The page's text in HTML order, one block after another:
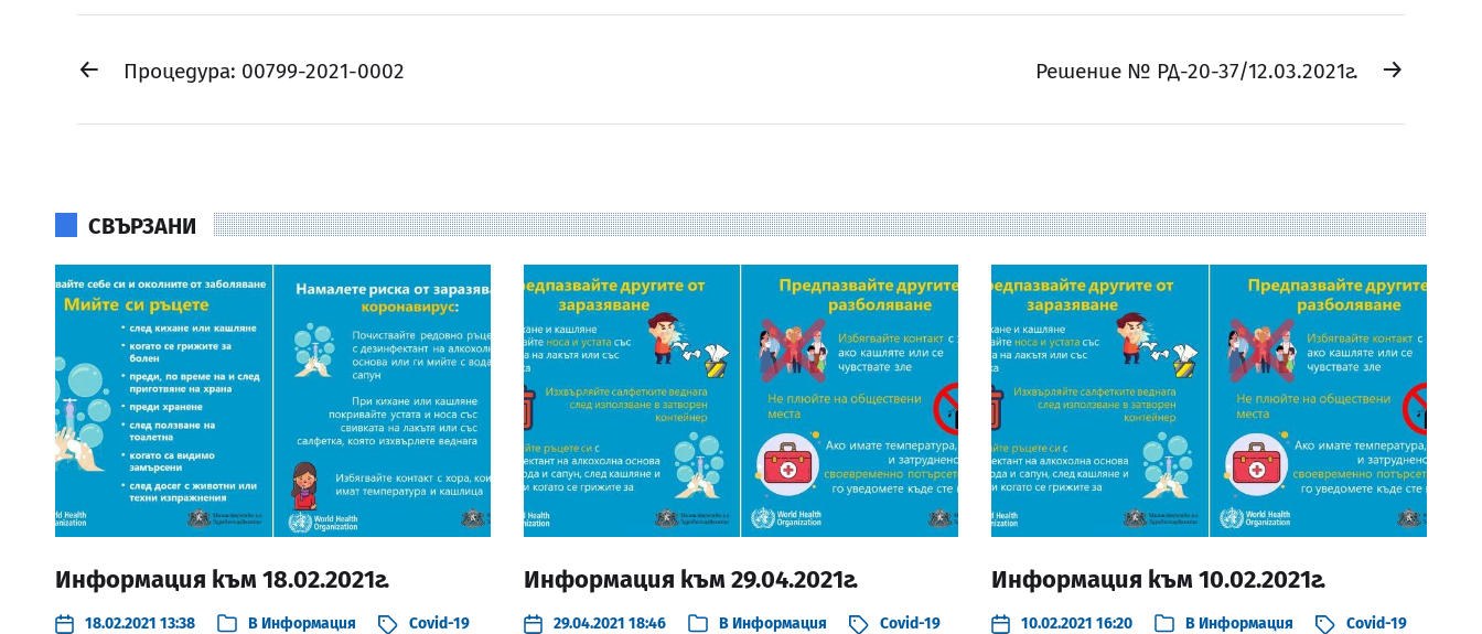
← Процедура: 00799-2021-0002 →
Решение № РД-20-37/12.03.2021г.
СВЪРЗАНИ
Информация към 18.02.2021г.
18.02.2021 13:38 ВИнформация Covid-19
Информация към 29.04.2021г.
29.04.2021 18:46 ВИнформация Covid-19
Информация към 10.02.2021г.
10.02.2021 16:20 ВИнформация Covid-19